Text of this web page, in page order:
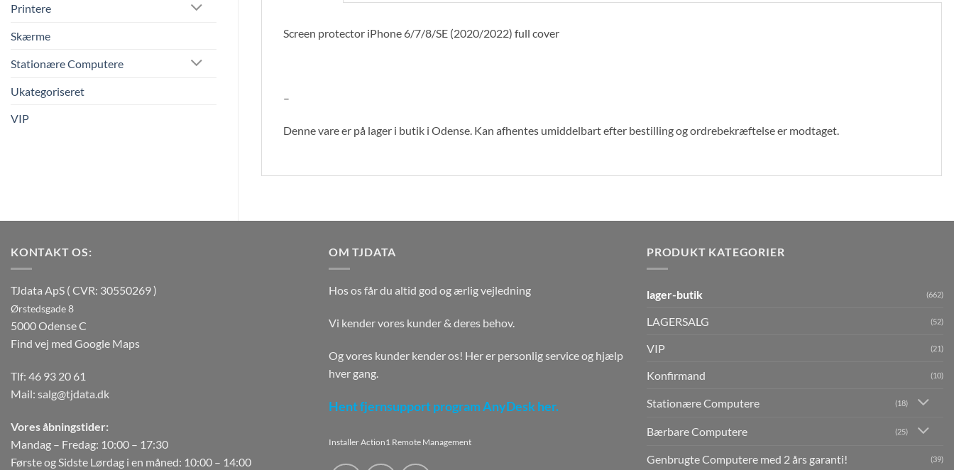
Printere
Skærme
Stationære Computere
Ukategoriseret
VIP
Screen protector iPhone 6/7/8/SE (2020/2022) full cover
–
Denne vare er på lager i butik i Odense. Kan afhentes umiddelbart efter bestilling og ordrebekræftelse er modtaget.
KONTAKT OS:
TJdata ApS ( CVR: 30550269 )
Ørstedsgade 8
5000 Odense C
Find vej med Google Maps
Tlf: 46 93 20 61
Mail: salg@tjdata.dk
Vores åbningstider:
Mandag – Fredag: 10:00 – 17:30
Første og Sidste Lørdag i en måned: 10:00 – 14:00
OM TJDATA
Hos os får du altid god og ærlig vejledning
Vi kender vores kunder & deres behov.
Og vores kunder kender os! Her er personlig service og hjælp
hver gang.
Hent fjernsupport program AnyDesk her.
Installer Action1 Remote Management
PRODUKT KATEGORIER
lager-butik (662)
LAGERSALG (52)
VIP (21)
Konfirmand (10)
Stationære Computere (18)
Bærbare Computere (25)
Genbrugte Computere med 2 års garanti! (39)